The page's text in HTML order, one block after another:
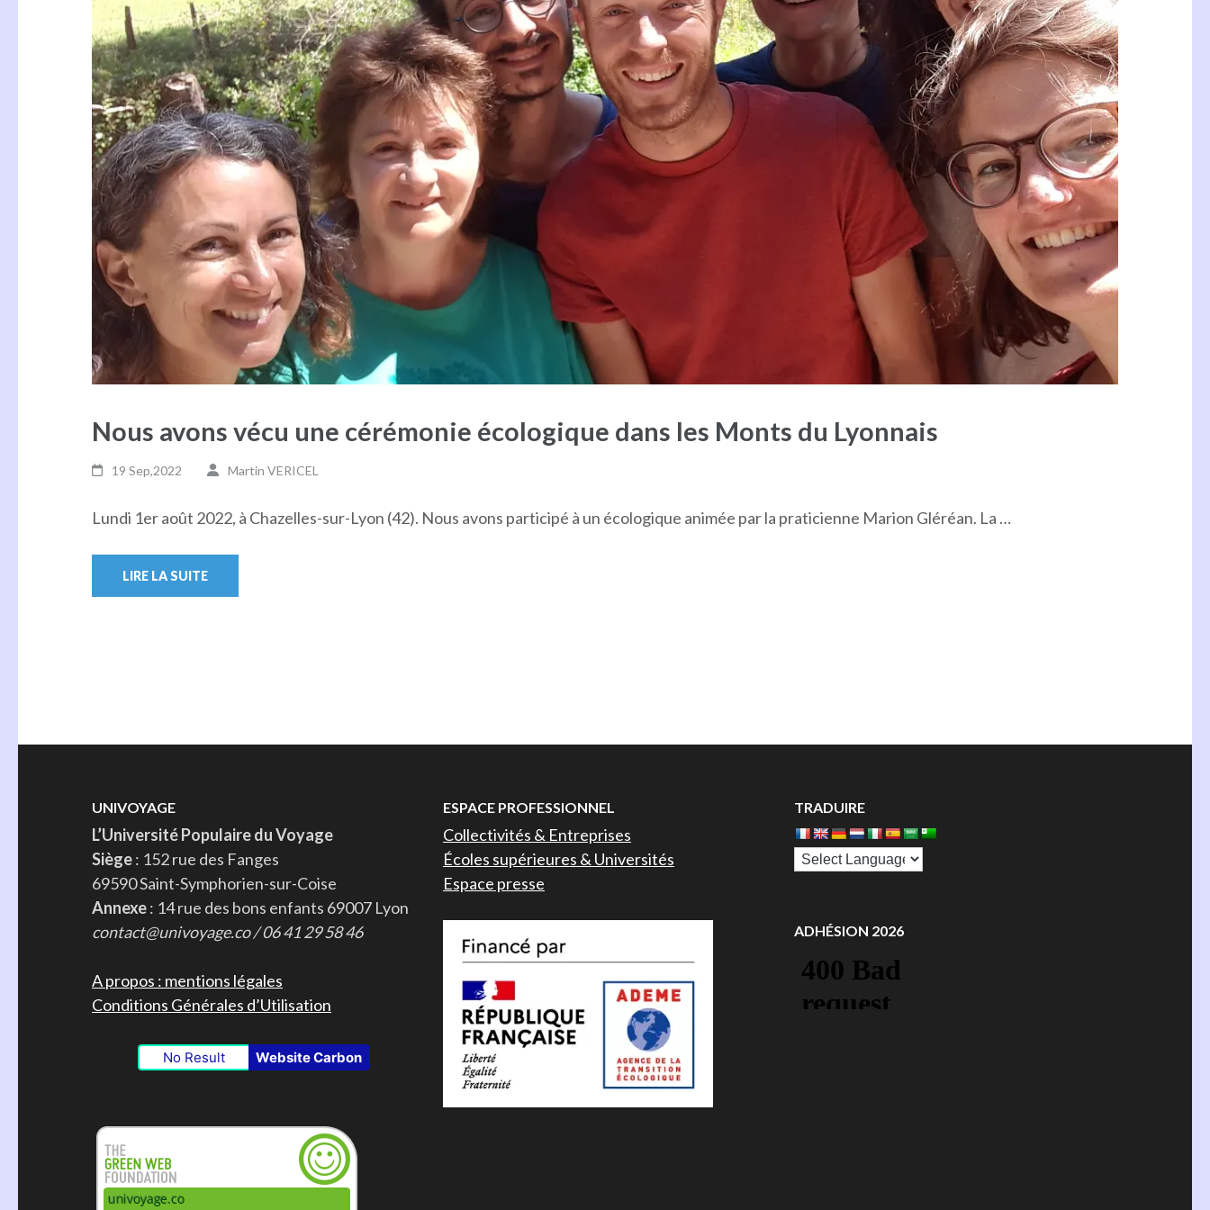
Nous avons vécu une cérémonie écologique dans les Monts du Lyonnais
19 Sep,2022 Martin VERICEL
Lundi 1er août 2022, à Chazelles-sur-Lyon (42). Nous avons participé à un écologique animée par la praticienne Marion Gléréan. La …
LIRE LA SUITE
UNIVOYAGE
L’Université Populaire du Voyage
Siège: 152 rue des Fanges
69590 Saint-Symphorien-sur-Coise
Annexe: 14 rue des bons enfants 69007 Lyon
contact@univoyage.co / 06 41 29 58 46
A propos : mentions légales
Conditions Générales d’Utilisation
No Result Website Carbon
ESPACE PROFESSIONNEL
Collectivités & Entreprises
Écoles supérieures & Universités
Espace presse
TRADUIRE
ADHÉSION 2026